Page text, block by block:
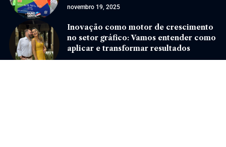
novembro 19, 2025
Inovação como motor de crescimento
no setor gráfico: Vamos entender como
aplicar e transformar resultados